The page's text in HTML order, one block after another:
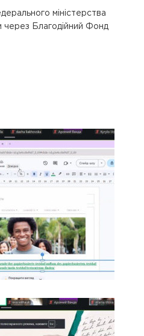
міністерства
через Благодійний Фонд